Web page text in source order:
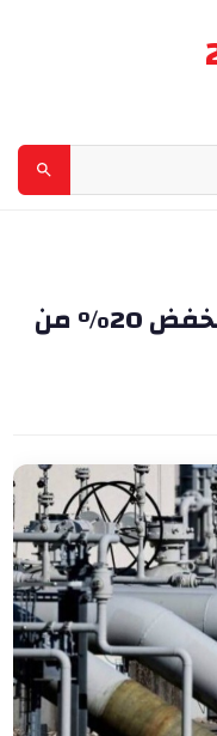
أستراليا تلزم منتجي الغاز بخفض 20% من